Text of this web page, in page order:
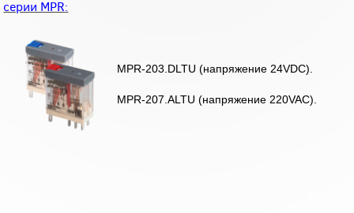
серии MPR:
MPR-203.DLTU (напряжение 24VDC).
MPR-207.ALTU (напряжение 220VAC).